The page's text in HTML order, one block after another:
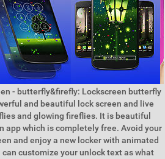
- butterfly&firefly: Lockscreen butterfly
and beautiful lock screen and live
and glowing fireflies. It is beautiful
app which is completely free. Avoid your
and enjoy a new locker with animated
customize your unlock text as what